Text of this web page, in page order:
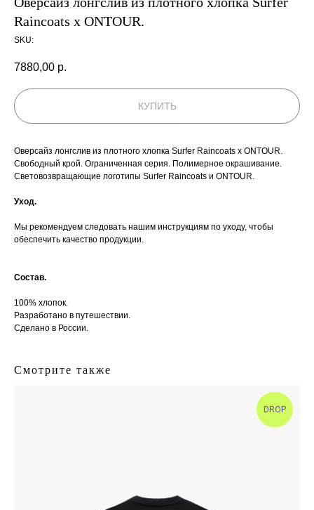
Raincoats x ONTOUR.
SKU:
7880,00 р.
КУПИТЬ
Оверсайз лонгслив из плотного хлопка Surfer Raincoats x ONTOUR.
Свободный крой. Ограниченная серия. Полимерное окрашивание.
Cветовозвращающие логотипы Surfer Raincoats и ONTOUR.
Уход.
Мы рекомендуем следовать нашим инструкциям по уходу, чтобы
обеспечить качество продукции.
Состав.
100% хлопок.
Разработано в путешествии.
Сделано в России.
Смотрите также
DROP